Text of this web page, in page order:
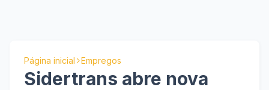
Página inicial Empregos
Sidertrans abre nova